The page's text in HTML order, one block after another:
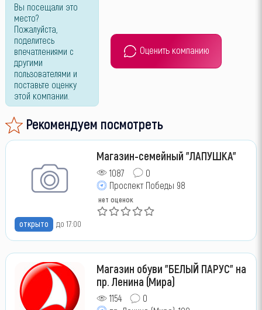
Вы посещали это
место?
Пожалуйста,
поделитесь
впечатлениями с
другими
пользователями и
поставьте оценку
этой компании.
Оценить компанию
Рекомендуем посмотреть
открыто до 17:00
Магазин-семейный "ЛАПУШКА"
1087
0
Проспект Победы 98
нет оценок
Магазин обуви "БЕЛЫЙ ПАРУС" на
пр. Ленина (Мира)
1154
0